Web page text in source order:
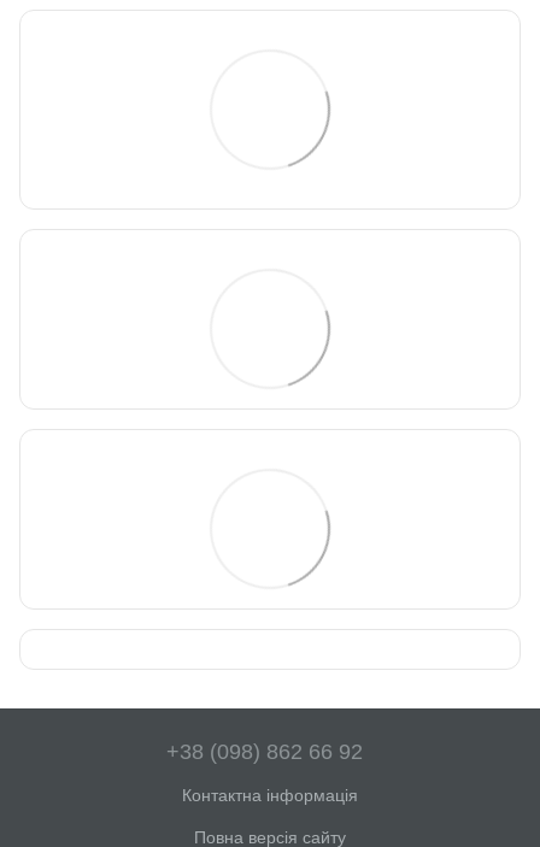
+38 (098) 862 66 92
Контактна інформація
Повна версія сайту